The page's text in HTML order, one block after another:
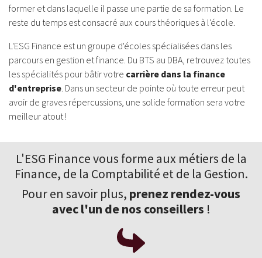
former et dans laquelle il passe une partie de sa formation. Le
reste du temps est consacré aux cours théoriques à l'école.
L'ESG Finance est un groupe d'écoles spécialisées dans les
parcours en gestion et finance. Du BTS au DBA, retrouvez toutes
les spécialités pour bâtir votre carrière dans la finance
d'entreprise. Dans un secteur de pointe où toute erreur peut
avoir de graves répercussions, une solide formation sera votre
meilleur atout !
L'ESG Finance vous forme aux métiers de la
Finance, de la Comptabilité et de la Gestion.
Pour en savoir plus, prenez rendez-vous
avec l'un de nos conseillers !